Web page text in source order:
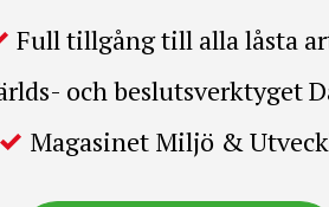
Full tillgång till alla låsta
och beslutsverktyget
Magasinet Miljö &